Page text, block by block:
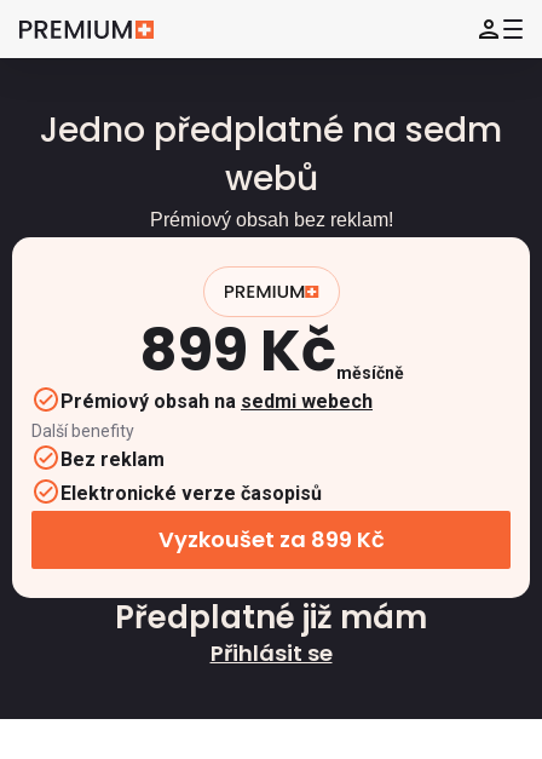
Jedno předplatné na sedm
webů
Prémiový obsah bez reklam!
899 Kčměsíčně
Prémiový obsah na sedmi webech
Další benefity
Bez reklam
Elektronické verze časopisů
Vyzkoušet za 899 Kč
Předplatné již mám
Přihlásit se